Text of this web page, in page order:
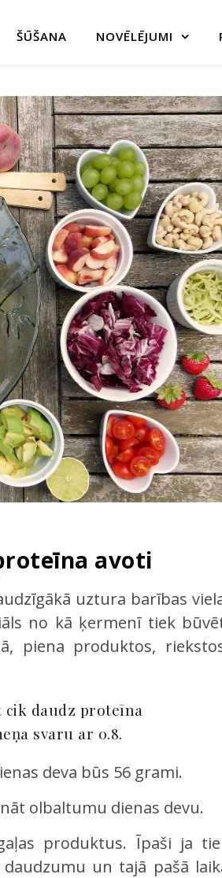
ŠŪŠANA NOVĒLĒJUMI
avoti
uztura barības
no kā ķermenī tiek
piena produktos,
cik daudz proteīna
svaru ar 0.8.
deva būs 56 grami.
olbaltumu dienas devu.
produktus. Īpaši ja
un tajā pašā